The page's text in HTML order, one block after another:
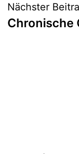
Nächster
Chronische